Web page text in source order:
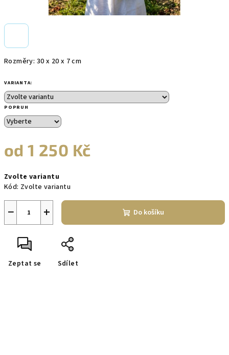
Rozměry: 30 x 20 x 7 cm
VARIANTA:
POPRUH
od1 250 Kč
cena:
Zvolte variantu
Kód: Zvolte variantu
+
− Do košíku
Zeptat se Sdílet